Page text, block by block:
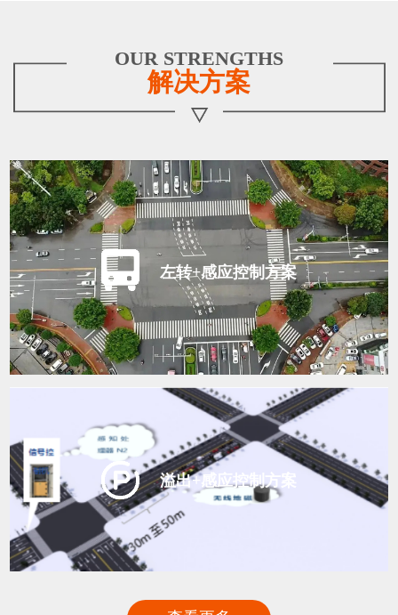
OUR STRENGTHS
解决方案
左转+感应控制方案
溢出+感应控制方案